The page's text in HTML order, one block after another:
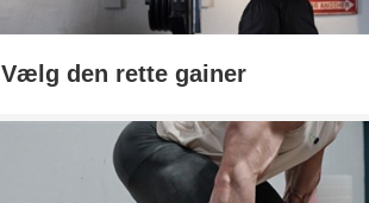
Vælg den rette gainer